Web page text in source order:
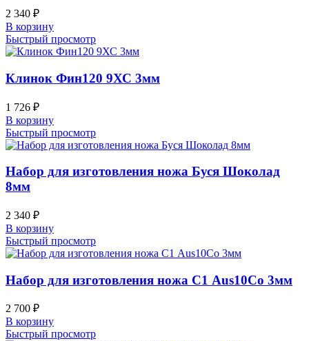
2 340 ₽
В корзину
Быстрый просмотр
Клинок Фин120 9ХС 3мм
1 726 ₽
В корзину
Быстрый просмотр
Набор для изготовления ножа Буся Шоколад
8мм
2 340 ₽
В корзину
Быстрый просмотр
Набор для изготовления ножа С1 Aus10Co 3мм
2 700 ₽
В корзину
Быстрый просмотр